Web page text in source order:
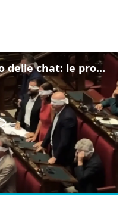
Delmastro, negato l'uso delle chat: le proteste di Avs e M5s